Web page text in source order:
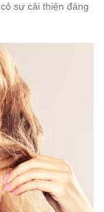
sự cải thiện đáng